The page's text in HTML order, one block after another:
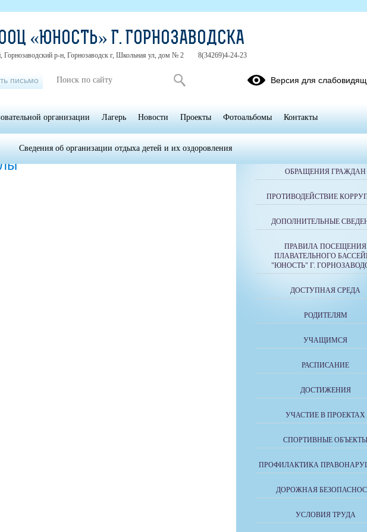
материалы
ОБРАЩЕНИЯ ГРАЖДАН
ПРОТИВОДЕЙСТВИЕ
ДОПОЛНИТЕЛЬНЫЕ
ПРАВИЛА ПОСЕЩЕНИЯ
ПЛАВАТЕЛЬНОГО
"ЮНОСТЬ" Г.
ДОСТУПНАЯ СРЕДА
РОДИТЕЛЯМ
УЧАЩИМСЯ
РАСПИСАНИЕ
ДОСТИЖЕНИЯ
УЧАСТИЕ В ПРОЕКТАХ
СПОРТИВНЫЕ ОБЪЕКТЫ
ПРОФИЛАКТИКА
ДОРОЖНАЯ
УСЛОВИЯ ТРУДА
«ЮНОСТЬ» Г. ГОРНОЗАВОДСКА
Горнозаводский р-н, Горнозаводск г, Школьная ул, дом № 2 8(34269)4-24-23
письмо Версия для
организации Лагерь Новости Проекты Фотоальбомы Контакты
Сведения об организации отдыха детей и их оздоровления